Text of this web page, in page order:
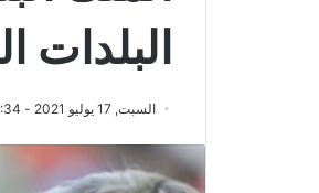
البلدات
السبت, 17 يوليو 2021 - 9:34 م